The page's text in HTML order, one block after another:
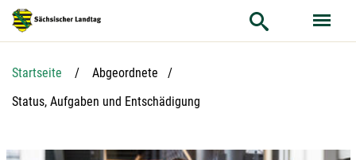
Hauptnavigation
Hauptinhalt
Service
Startseite
Abgeordnete
Aktuelle Seite:
Status, Aufgaben und Entschädigung